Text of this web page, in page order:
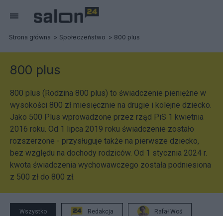
Strona główna Społeczeństwo 800 plus
800 plus
800 plus (Rodzina 800 plus) to świadczenie pieniężne w
wysokości 800 zł miesięcznie na drugie i kolejne dziecko.
Jako 500 Plus wprowadzone przez rząd PiS 1 kwietnia
2016 roku. Od 1 lipca 2019 roku świadczenie zostało
rozszerzone - przysługuje także na pierwsze dziecko,
bez względu na dochody rodziców. Od 1 stycznia 2024 r.
kwota świadczenia wychowawczego została podniesiona
z 500 zł do 800 zł.
Wszystko Redakcja Rafał Woś